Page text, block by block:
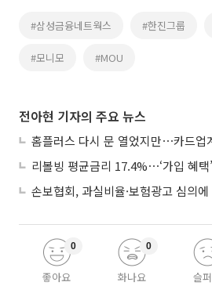
#삼성금융네트웍스 #한진그룹
#모니모 #MOU
전아현 기자의 주요 뉴스
홈플러스 다시 문 열었지만⋯카드업
좋아요
0
화나요
0
슬